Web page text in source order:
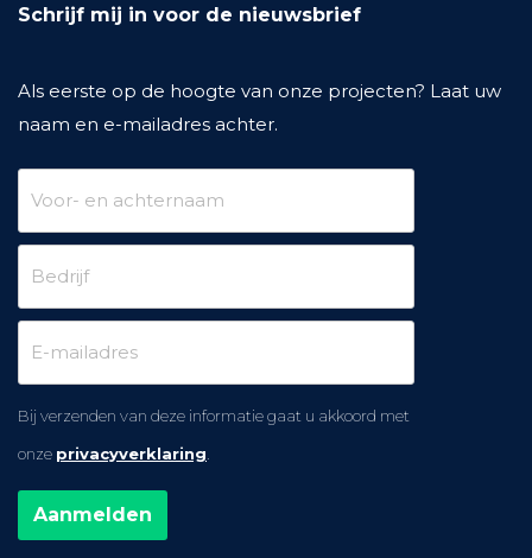
Schrijf mij in voor de nieuwsbrief
Als eerste op de hoogte van onze projecten? Laat uw
naam en e-mailadres achter.
Bij verzenden van deze informatie gaat u akkoord met
onze privacyverklaring